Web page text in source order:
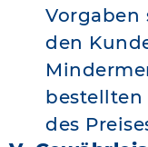
Vorgaben
den
bestellten
des